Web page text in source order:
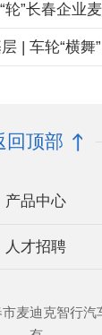
回顶部
产品中心
人才招聘
麦迪克智行